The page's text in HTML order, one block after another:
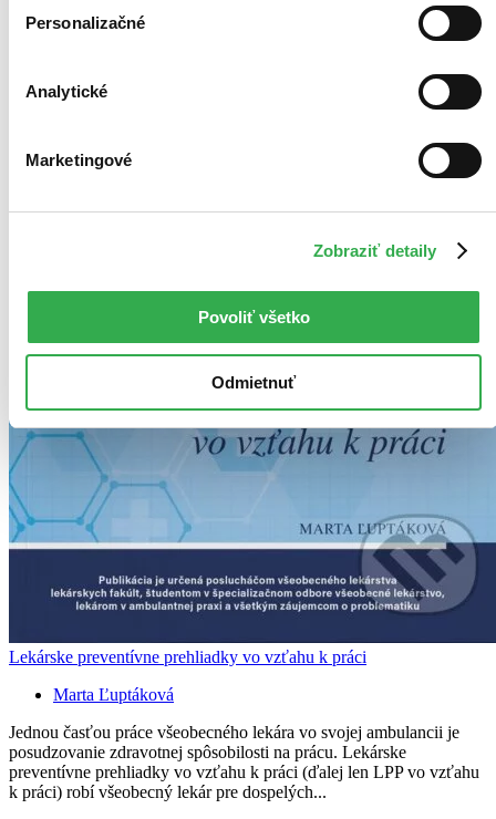
Personalizačné
Analytické
Marketingové
Zobraziť detaily
Povoliť všetko
Odmietnuť
Lekárske preventívne prehliadky vo vzťahu k práci
Marta Ľuptáková
Jednou časťou práce všeobecného lekára vo svojej ambulancii je
posudzovanie zdravotnej spôsobilosti na prácu. Lekárske
preventívne prehliadky vo vzťahu k práci (ďalej len LPP vo vzťahu
k práci) robí všeobecný lekár pre dospelých...